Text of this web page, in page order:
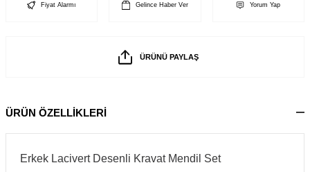
Fiyat Alarmı Gelince Haber Ver Yorum Yap
ÜRÜNÜ PAYLAŞ
ÜRÜN ÖZELLİKLERİ
Erkek Lacivert Desenli Kravat Mendil Set